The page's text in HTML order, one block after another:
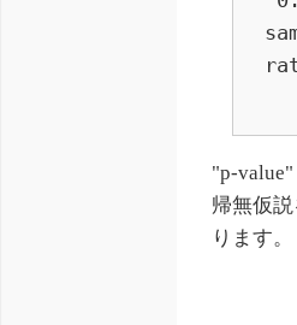
"p-
帰無仮
ります。